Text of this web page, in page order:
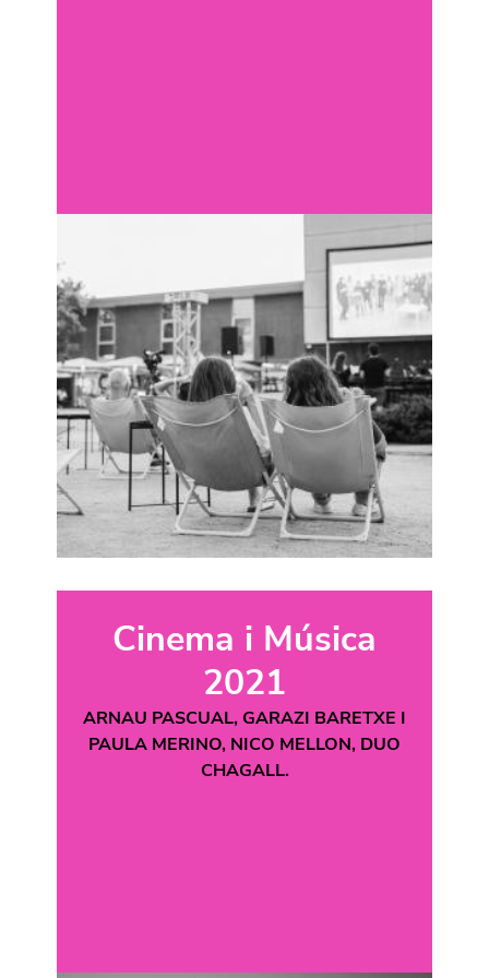
Cinema i Música
2021
ARNAU PASCUAL, GARAZI BARETXE I
PAULA MERINO, NICO MELLON, DUO
CHAGALL.